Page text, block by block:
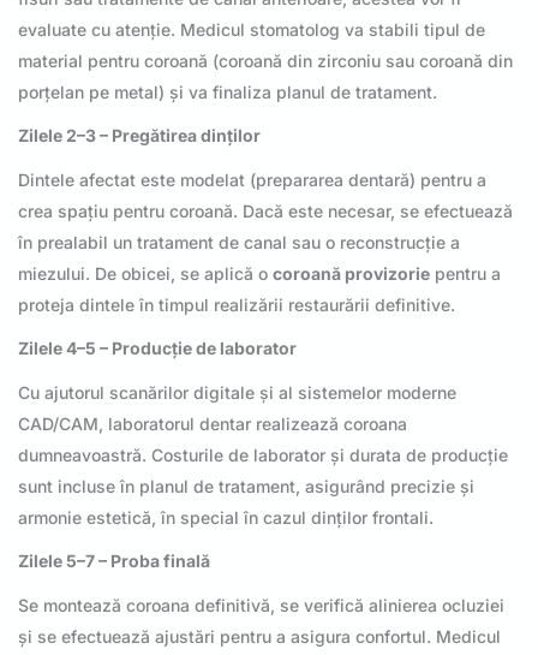
evaluate cu atenție. Medicul stomatolog va stabili tipul de
material pentru coroană (coroană din zirconiu sau coroană din
porțelan pe metal) și va finaliza planul de tratament.
Zilele 2–3 – Pregătirea dinților
Dintele afectat este modelat (prepararea dentară) pentru a
crea spațiu pentru coroană. Dacă este necesar, se efectuează
în prealabil un tratament de canal sau o reconstrucție a
miezului. De obicei, se aplică o coroană provizorie pentru a
proteja dintele în timpul realizării restaurării definitive.
Zilele 4–5 – Producție de laborator
Cu ajutorul scanărilor digitale și al sistemelor moderne
CAD/CAM, laboratorul dentar realizează coroana
dumneavoastră. Costurile de laborator și durata de producție
sunt incluse în planul de tratament, asigurând precizie și
armonie estetică, în special în cazul dinților frontali.
Zilele 5–7 – Proba finală
Se montează coroana definitivă, se verifică alinierea ocluziei
și se efectuează ajustări pentru a asigura confortul. Medicul